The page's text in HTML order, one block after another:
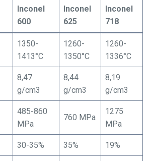
Inconel
600
Inconel
625
Inconel
718
1350-
1413°C
1260-
1350°C
1260-
1336°C
8,47
g/cm3
8,44
g/cm3
8,19
g/cm3
485-860
MPa
760 MPa
1275
MPa
30-35% 35% 19%